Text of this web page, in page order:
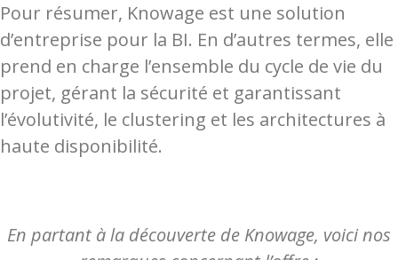
Pour résumer, Knowage est une solution
d’entreprise pour la BI. En d’autres termes, elle
prend en charge l’ensemble du cycle de vie du
projet, gérant la sécurité et garantissant
l’évolutivité, le clustering et les architectures à
haute disponibilité.
En partant à la découverte de Knowage, voici nos